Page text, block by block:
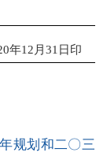
年12 月31 日印
规划和二〇三